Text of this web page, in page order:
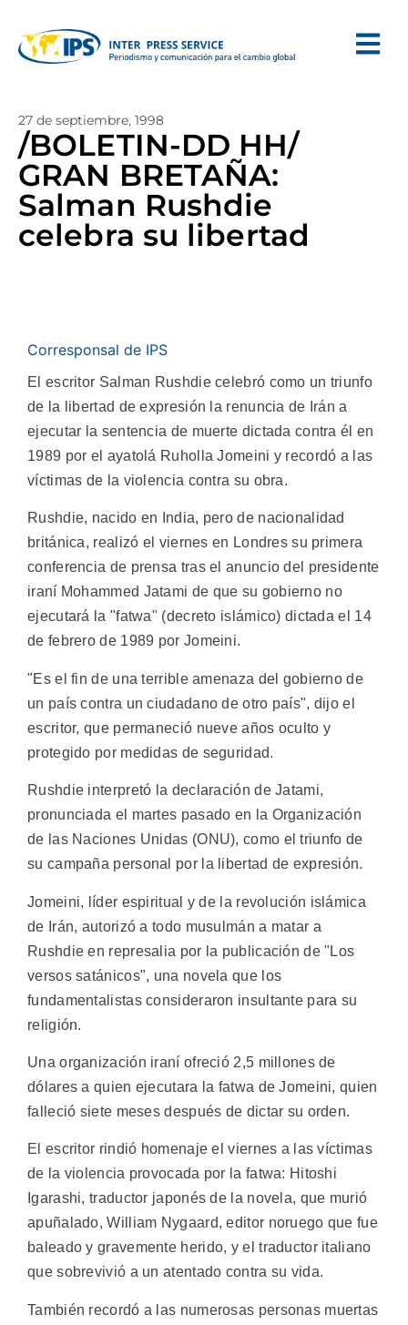
27 de septiembre, 1998
/BOLETIN-DD HH/
GRAN BRETAÑA:
Salman Rushdie
celebra su libertad
Corresponsal de IPS
El escritor Salman Rushdie celebró como un triunfo
de la libertad de expresión la renuncia de Irán a
ejecutar la sentencia de muerte dictada contra él en
1989 por el ayatolá Ruholla Jomeini y recordó a las
víctimas de la violencia contra su obra.
Rushdie, nacido en India, pero de nacionalidad
británica, realizó el viernes en Londres su primera
conferencia de prensa tras el anuncio del presidente
iraní Mohammed Jatami de que su gobierno no
ejecutará la "fatwa" (decreto islámico) dictada el 14
de febrero de 1989 por Jomeini.
"Es el fin de una terrible amenaza del gobierno de
un país contra un ciudadano de otro país", dijo el
escritor, que permaneció nueve años oculto y
protegido por medidas de seguridad.
Rushdie interpretó la declaración de Jatami,
pronunciada el martes pasado en la Organización
de las Naciones Unidas (ONU), como el triunfo de
su campaña personal por la libertad de expresión.
Jomeini, líder espiritual y de la revolución islámica
de Irán, autorizó a todo musulmán a matar a
Rushdie en represalia por la publicación de "Los
versos satánicos", una novela que los
fundamentalistas consideraron insultante para su
religión.
Una organización iraní ofreció 2,5 millones de
dólares a quien ejecutara la fatwa de Jomeini, quien
falleció siete meses después de dictar su orden.
El escritor rindió homenaje el viernes a las víctimas
de la violencia provocada por la fatwa: Hitoshi
Igarashi, traductor japonés de la novela, que murió
apuñalado, William Nygaard, editor noruego que fue
baleado y gravemente herido, y el traductor italiano
que sobrevivió a un atentado contra su vida.
También recordó a las numerosas personas muertas